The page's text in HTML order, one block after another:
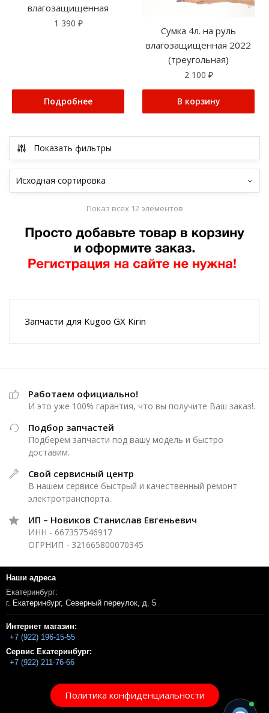
влагозащищенная
1 390 ₽
Подробнее
Сумка 4л. на руль
влагозащищенная 2022
(треугольная)
2 100 ₽
В корзину
Показать фильтры
Показ всех 12 элементов
Запчасти для Kugoo GX Kirin
Работаем официально!
И это уже 100% гарантия, что вы получите Ваш заказ!.
Подбор запчастей
Подберём запчасти под вашу модель и быстро
доставим.
Свой сервисный центр
В нашем сервисе быстрый и качественный ремонт
электротранспорта.
ИП – Новиков Станислав Евгеньевич
ИНН - 667357546917
ОГРНИП - 321665800070345
Наши адреса
Екатеринбург:
г. Екатеринбург, Северный переулок, д. 5
Интернет магазин:
+7 (922) 196-15-55
Сервис Екатеринбург:
+7 (922) 211-76-66
Политика конфиденциальности